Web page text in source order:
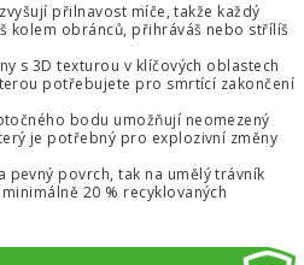
přilnavost míče, takže každý
kolem obránců, přihráváš nebo střílíš
s 3D texturou v klíčových oblastech
potřebujete pro smrtící zakončení
bodu umožňují neomezený
je potřebný pro explozivní změny
pevný povrch, tak na umělý trávník
20 % recyklovaných